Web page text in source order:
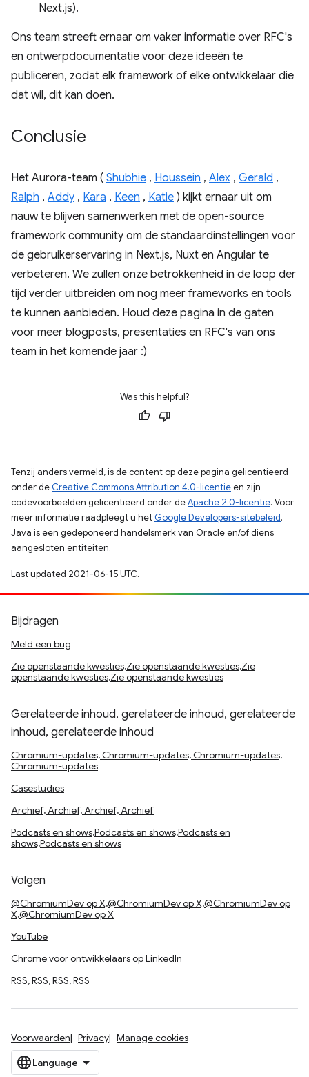
Next.js).
Ons team streeft ernaar om vaker informatie over RFC's
en ontwerpdocumentatie voor deze ideeën te
publiceren, zodat elk framework of elke ontwikkelaar die
dat wil, dit kan doen.
Conclusie
Het Aurora-team ( Shubhie , Houssein , Alex , Gerald ,
Ralph , Addy , Kara , Keen , Katie ) kijkt ernaar uit om
nauw te blijven samenwerken met de open-source
framework community om de standaardinstellingen voor
de gebruikerservaring in Next.js, Nuxt en Angular te
verbeteren. We zullen onze betrokkenheid in de loop der
tijd verder uitbreiden om nog meer frameworks en tools
te kunnen aanbieden. Houd deze pagina in de gaten
voor meer blogposts, presentaties en RFC's van ons
team in het komende jaar :)
Was this helpful?
Tenzij anders vermeld, is de content op deze pagina gelicentieerd
onder de Creative Commons Attribution 4.0-licentieen zijn
codevoorbeelden gelicentieerd onder deApache 2.0-licentie. Voor
meer informatie raadpleegt u het Google Developers-sitebeleid.
Java is een gedeponeerd handelsmerk van Oracle en/of diens
aangesloten entiteiten.
Last updated 2021-06-15 UTC.
Bijdragen
Meld een bug
Zie openstaande kwesties,Zie openstaande kwesties,Zie
openstaande kwesties,Zie openstaande kwesties
Gerelateerde inhoud, gerelateerde inhoud, gerelateerde
inhoud, gerelateerde inhoud
Chromium-updates, Chromium-updates, Chromium-updates,
Chromium-updates
Casestudies
Archief, Archief, Archief, Archief
Podcasts en shows,Podcasts en shows,Podcasts en
shows,Podcasts en shows
Volgen
@ChromiumDev op X,@ChromiumDev op X,@ChromiumDev op
X,@ChromiumDev op X
YouTube
Chrome voor ontwikkelaars op LinkedIn
RSS, RSS, RSS, RSS
Voorwaarden Privacy Manage cookies